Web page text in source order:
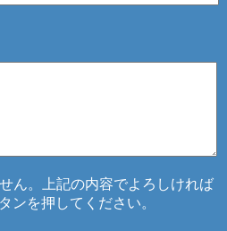
ん。上記の内容でよろしければ
ンを押してください。